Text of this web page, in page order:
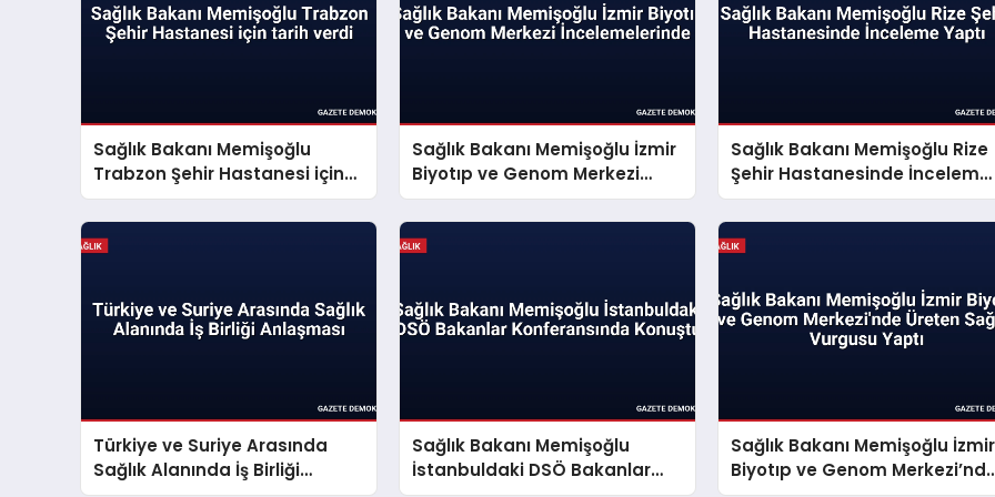
Sağlık Bakanı Memişoğlu
Trabzon Şehir Hastanesi için
tarih verdi
Sağlık Bakanı Memişoğlu İzmir
Biyotıp ve Genom Merkezi
İncelemelerinde
Sağlık Bakanı Memişoğlu Rize
Şehir Hastanesinde İnceleme
Yaptı
Türkiye ve Suriye Arasında
Sağlık Alanında İş Birliği
Sağlık Bakanı Memişoğlu
İstanbuldaki DSÖ Bakanlar
Sağlık Bakanı Memişoğlu İzmir
Biyotıp ve Genom